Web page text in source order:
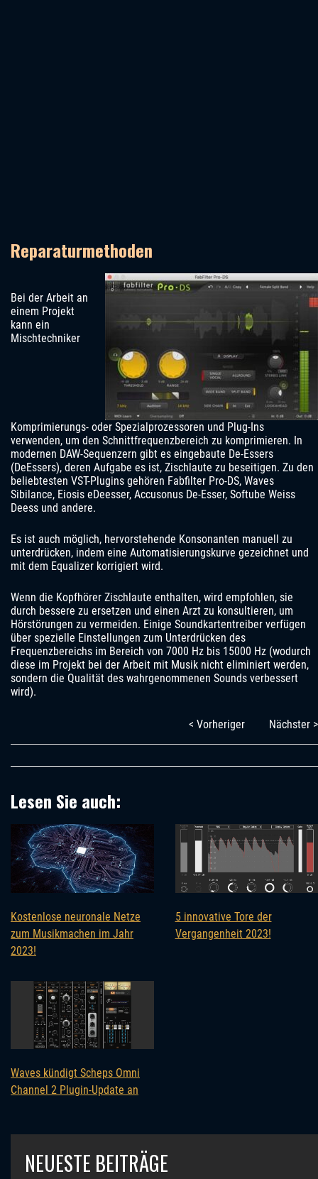
Reparaturmethoden
Bei der Arbeit an
einem Projekt
kann ein
Mischtechniker
Komprimierungs- oder Spezialprozessoren und Plug-Ins
verwenden, um den Schnittfrequenzbereich zu komprimieren. In
modernen DAW-Sequenzern gibt es eingebaute De-Essers
(DeEssers), deren Aufgabe es ist, Zischlaute zu beseitigen. Zu den
beliebtesten VST-Plugins gehören Fabfilter Pro-DS, Waves
Sibilance, Eiosis eDeesser, Accusonus De-Esser, Softube Weiss
Deess und andere.
Es ist auch möglich, hervorstehende Konsonanten manuell zu
unterdrücken, indem eine Automatisierungskurve gezeichnet und
mit dem Equalizer korrigiert wird.
Wenn die Kopfhörer Zischlaute enthalten, wird empfohlen, sie
durch bessere zu ersetzen und einen Arzt zu konsultieren, um
Hörstörungen zu vermeiden. Einige Soundkartentreiber verfügen
über spezielle Einstellungen zum Unterdrücken des
Frequenzbereichs im Bereich von 7000 Hz bis 15000 Hz (wodurch
diese im Projekt bei der Arbeit mit Musik nicht eliminiert werden,
sondern die Qualität des wahrgenommenen Sounds verbessert
wird).
< Vorheriger Nächster >
Lesen Sie auch:
Kostenlose neuronale Netze
zum Musikmachen im Jahr
2023!
5 innovative Tore der
Vergangenheit 2023!
Waves kündigt Scheps Omni
Channel 2 Plugin-Update an
NEUESTE BEITRÄGE